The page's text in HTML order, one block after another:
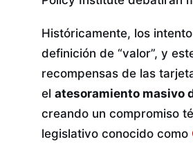
Históricamente, los
definición de “valor”, y
recompensas de las
el atesoramiento masivo
creando un compromiso
legislativo conocido como